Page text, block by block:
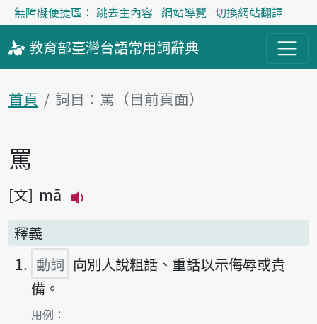
無障礙便捷區： 跳去主內容 網站導覽 切換網站翻譯
教育部臺灣台語常用詞辭典
首頁 詞目：罵（目前頁面）
主內容區塊
罵
文 mā
釋義
動詞 向別人說粗話、重話以示侮辱或責
備。
第1項釋義的
用例：